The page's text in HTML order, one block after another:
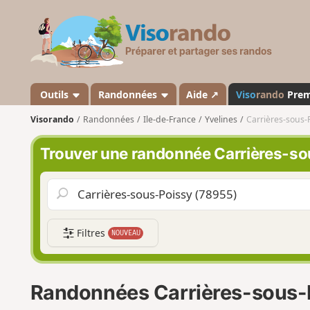
s
a
n
d
o
Outils Randonnées Aide ↗ Visorando
Visorando Randonnées Ile-de-France Yvelines Carrières-sous-
Trouver une randonnée Carrières-
Filtres NOUVEAU
Randonnées Carrières-